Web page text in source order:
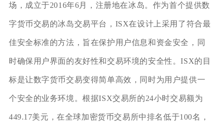
场，成立于2016年6月，注册地在冰岛。作为首个提供数
字货币交易的冰岛交易平台，ISX在设计上采用了符合最
佳安全标准的方法，旨在保护用户信息和资金安全，同
时确保用户界面的友好性和交易环境的安全性。ISX的目
标是让数字货币交易变得简单高效，同时为用户提供一
个安全的业务环境。根据ISX交易所的24小时交易额为
449.17美元，在全球加密货币交易所中排名低于100名，